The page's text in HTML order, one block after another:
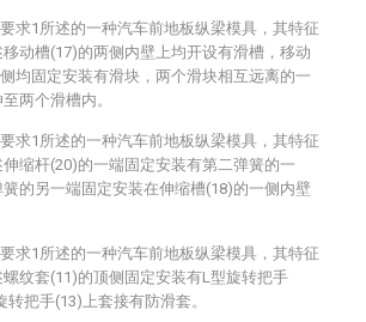
求1所述的一种汽车前地板纵梁模具，其特征
动槽(17)的两侧内壁上均开设有滑槽，移动
均固定安装有滑块，两个滑块相互远离的一
两个滑槽内。
求1所述的一种汽车前地板纵梁模具，其特征
缩杆(20)的一端固定安装有第二弹簧的一
的另一端固定安装在伸缩槽(18)的一侧内壁
求1所述的一种汽车前地板纵梁模具，其特征
纹套(11)的顶侧固定安装有L型旋转把手
转把手(13)上套接有防滑套。